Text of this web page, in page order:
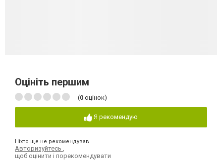
Оцініть першим
(0 оцінок)
Я рекомендую
Ніхто ще не рекомендував
Авторизуйтесь
щоб оцінити і порекомендувати